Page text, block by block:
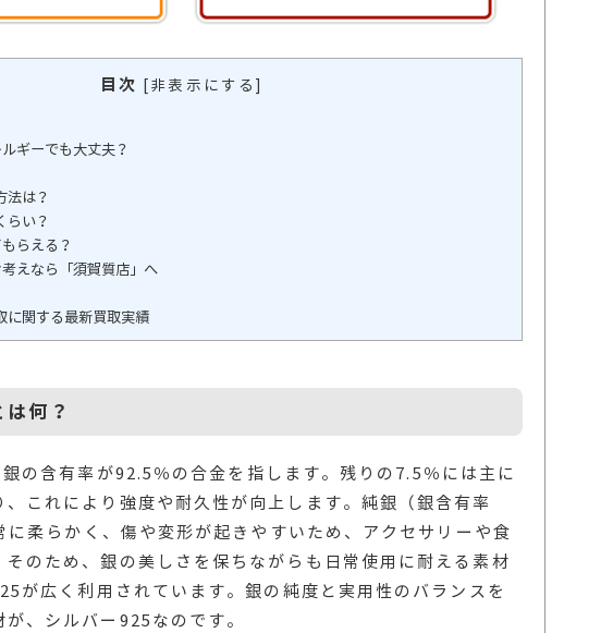
目次 [非表示にする ]
ギーでも大丈夫？
法は？
らい？
らえる？
えなら「須賀質店」へ
に関する最新買取実績
何？
の含有率が92.5％の合金を指します。残りの7.5％には主に
これにより強度や耐久性が向上します。純銀（銀含有率
柔らかく、傷や変形が起きやすいため、アクセサリーや食
のため、銀の美しさを保ちながらも日常使用に耐える素材
が広く利用されています。銀の純度と実用性のバランスを
、シルバー925なのです。